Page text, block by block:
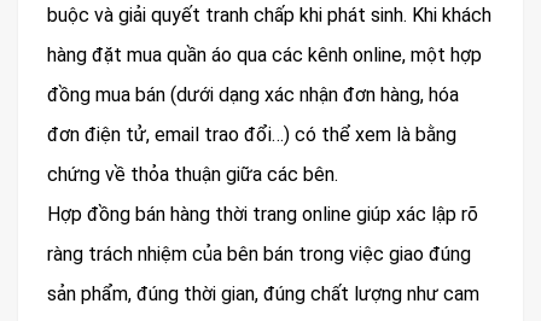
buộc và giải quyết tranh chấp khi phát sinh. Khi khách
hàng đặt mua quần áo qua các kênh online, một hợp
đồng mua bán (dưới dạng xác nhận đơn hàng, hóa
đơn điện tử, email trao đổi…) có thể xem là bằng
chứng về thỏa thuận giữa các bên.
Hợp đồng bán hàng thời trang online giúp xác lập rõ
ràng trách nhiệm của bên bán trong việc giao đúng
sản phẩm, đúng thời gian, đúng chất lượng như cam